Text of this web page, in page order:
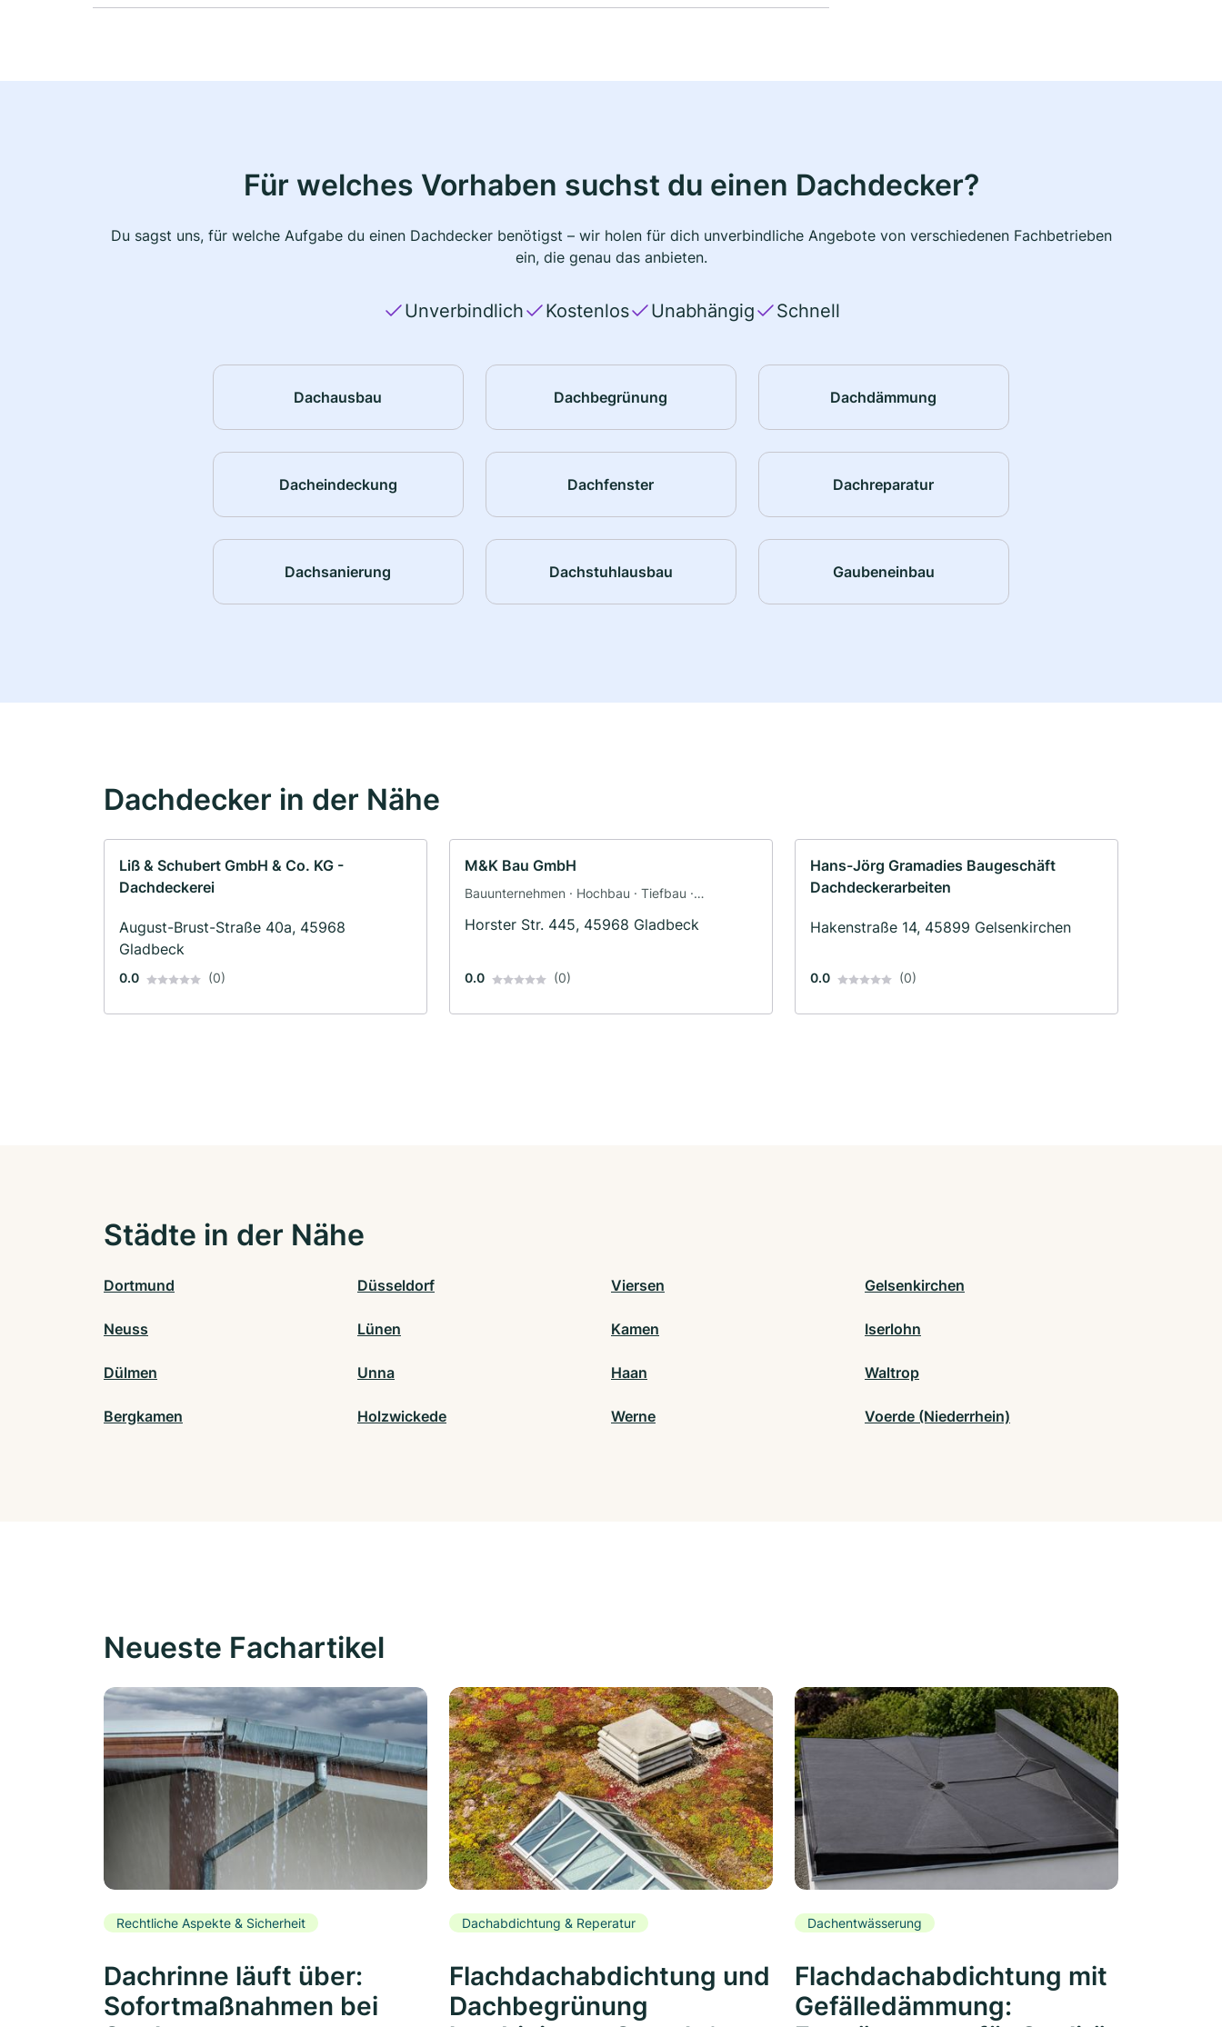
Für welches Vorhaben suchst du einen Dachdecker?
Du sagst uns, für welche Aufgabe du einen Dachdecker benötigst – wir holen für dich unverbindliche Angebote von verschiedenen Fachbetrieben
ein, die genau das anbieten.
Unverbindlich Kostenlos Unabhängig Schnell
Dachausbau Dachbegrünung Dachdämmung
Dacheindeckung Dachfenster Dachreparatur
Dachsanierung Dachstuhlausbau Gaubeneinbau
Dachdecker in der Nähe
Liß & Schubert GmbH & Co. KG -
Dachdeckerei
August-Brust-Straße 40a, 45968
Gladbeck
0.0 (0)
M&K Bau GmbH
Bauunternehmen · Hochbau · Tiefbau ·
Horster Str. 445, 45968 Gladbeck
0.0 (0)
Hans-Jörg Gramadies Baugeschäft
Dachdeckerarbeiten
Hakenstraße 14, 45899 Gelsenkirchen
0.0 (0)
Städte in der Nähe
Dortmund Düsseldorf Viersen Gelsenkirchen
Neuss Lünen Kamen Iserlohn
Dülmen Unna Haan Waltrop
Bergkamen Holzwickede Werne Voerde (Niederrhein)
Neueste Fachartikel
Rechtliche Aspekte & Sicherheit
Dachrinne läuft über:
Sofortmaßnahmen bei
Dachabdichtung & Reperatur
Flachdachabdichtung und
Dachbegrünung
Dachentwässerung
Flachdachabdichtung mit
Gefälledämmung: